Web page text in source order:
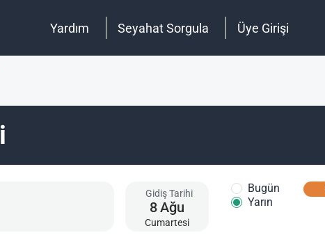
Yardım Seyahat Sorgula Üye Girişi
Gidiş Tarihi
8Ağu
Cumartesi
Bugün
Yarın